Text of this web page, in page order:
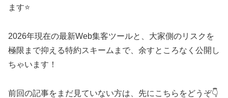
ます⭐
2026年現在の最新Web集客ツールと、大家側のリスクを
極限まで抑える特約スキームまで、余すところなく公開し
ちゃいます！
前回の記事をまだ見ていない方は、先にこちらをどうぞ👇